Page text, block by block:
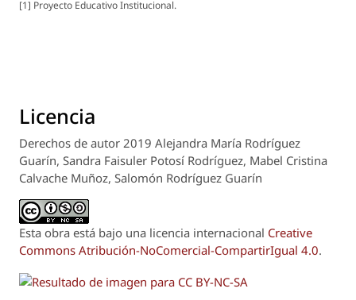
[1] Proyecto Educativo Institucional.
Licencia
Derechos de autor 2019 Alejandra María Rodríguez
Guarín, Sandra Faisuler Potosí Rodríguez, Mabel Cristina
Calvache Muñoz, Salomón Rodríguez Guarín
Esta obra está bajo una licencia internacional Creative
Commons Atribución-NoComercial-CompartirIgual 4.0.